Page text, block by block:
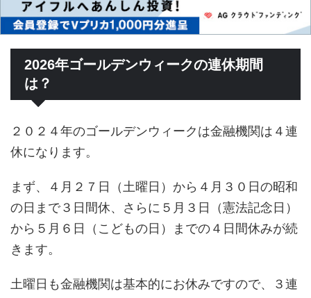
2026年ゴールデンウィークの連休期間
は？
２０２４年のゴールデンウィークは金融機関は４連
休になります。
まず、４月２７日（土曜日）から４月３０日の昭和
の日まで３日間休、さらに５月３日（憲法記念日）
から５月６日（こどもの日）までの４日間休みが続
きます。
土曜日も金融機関は基本的にお休みですので、３連